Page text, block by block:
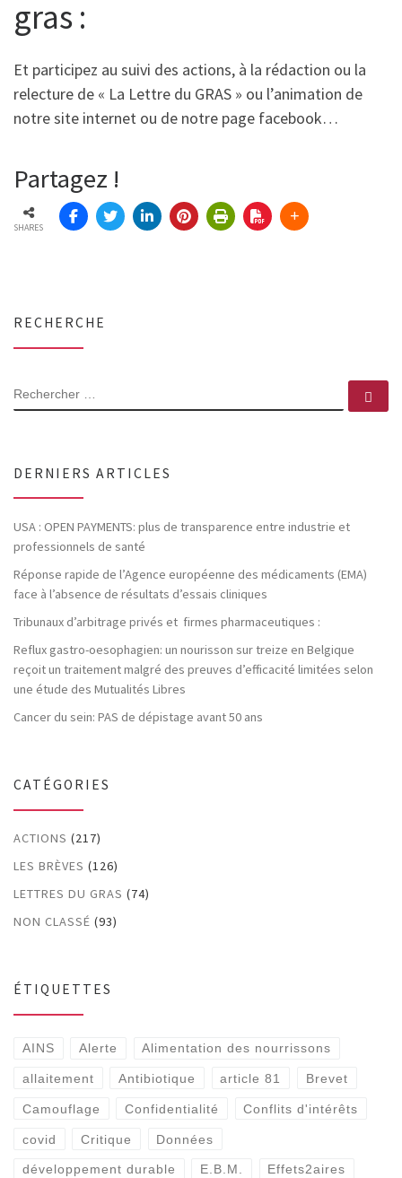
gras :
Et participez au suivi des actions, à la rédaction ou la
relecture de « La Lettre du GRAS » ou l’animation de
notre site internet ou de notre page facebook…
Partagez !
SHARES
RECHERCHE
RECHERCHER
DERNIERS ARTICLES
USA : OPEN PAYMENTS: plus de transparence entre industrie et
professionnels de santé
Réponse rapide de l’Agence européenne des médicaments (EMA)
face à l’absence de résultats d’essais cliniques
Tribunaux d’arbitrage privés et firmes pharmaceutiques :
Reflux gastro-oesophagien: un nourisson sur treize en Belgique
reçoit un traitement malgré des preuves d’efficacité limitées selon
une étude des Mutualités Libres
Cancer du sein: PAS de dépistage avant 50 ans
CATÉGORIES
ACTIONS (217)
LES BRÈVES (126)
LETTRES DU GRAS (74)
NON CLASSÉ (93)
ÉTIQUETTES
AINS Alerte Alimentation des nourrissons
allaitement Antibiotique article 81 Brevet
Camouflage Confidentialité Conflits d'intérêts
covid Critique Données
développement durable E.B.M. Effets2aires